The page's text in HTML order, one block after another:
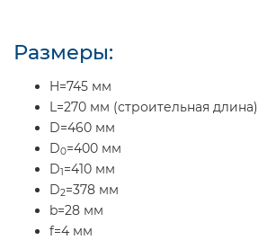
Размеры:
H=745 мм
L=270 мм (строительная длина)
D=460 мм
D0=400 мм
D1 =410 мм
D2=378 мм
b=28 мм
f=4 мм